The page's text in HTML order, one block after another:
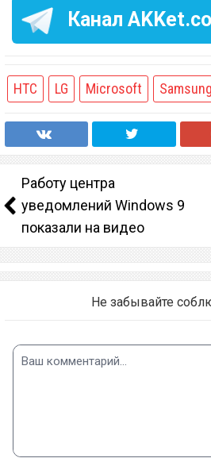
Канал
HTC LG Microsoft Samsung
Работу центра
уведомлений Windows 9
показали на видео
Не забывайте